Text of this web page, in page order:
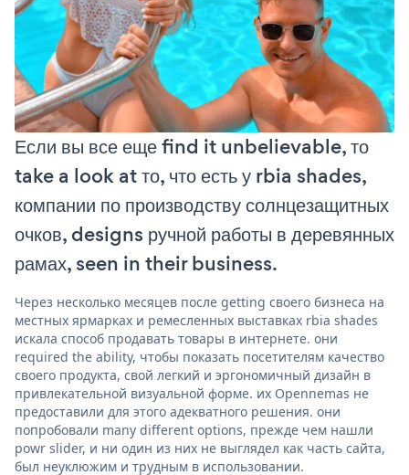
Если вы все еще find it unbelievable, то
take a look at то, что есть у rbia shades,
компании по производству солнцезащитных
очков, designs ручной работы в деревянных
рамах, seen in their business.
Через несколько месяцев после getting своего бизнеса на
местных ярмарках и ремесленных выставках rbia shades
искала способ продавать товары в интернете. они
required the ability, чтобы показать посетителям качество
своего продукта, свой легкий и эргономичный дизайн в
привлекательной визуальной форме. их Opennemas не
предоставили для этого адекватного решения. они
попробовали many different options, прежде чем нашли
powr slider, и ни один из них не выглядел как часть сайта,
был неуклюжим и трудным в использовании.